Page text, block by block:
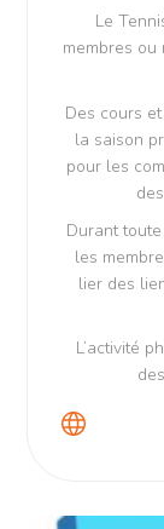
Le
membres
Des cours
la saison
pour les
Durant
les
lier des
L’activité